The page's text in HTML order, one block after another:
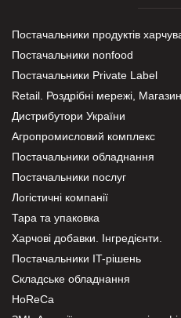
Постачальники продуктів
Постачальники nonfood
Постачальники Private Label
Retail. Роздрібні мережі,
Дистрибутори України
Агропромисловий комплекс
Постачальники обладнання
Постачальники послуг
Логістичні компанії
Тара та упаковка
Харчові добавки. Інгредієнти.
Постачальники IT-рішень
Складське обладнання
HoReCa